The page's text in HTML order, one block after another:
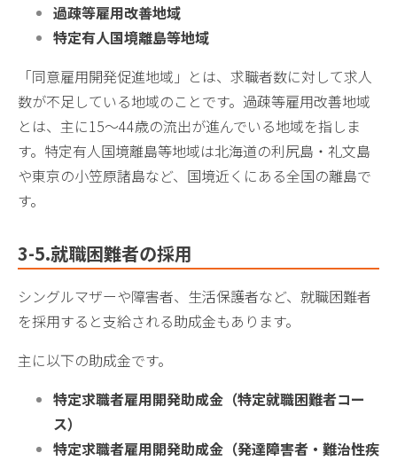
過疎等雇用改善地域
特定有人国境離島等地域
「同意雇用開発促進地域」とは、求職者数に対して求人
数が不足している地域のことです。過疎等雇用改善地域
とは、主に15〜44歳の流出が進んでいる地域を指しま
す。特定有人国境離島等地域は北海道の利尻島・礼文島
や東京の小笠原諸島など、国境近くにある全国の離島で
す。
3-5.就職困難者の採用
シングルマザーや障害者、生活保護者など、就職困難者
を採用すると支給される助成金もあります。
主に以下の助成金です。
特定求職者雇用開発助成金（特定就職困難者コー
ス）
特定求職者雇用開発助成金（発達障害者・難治性疾